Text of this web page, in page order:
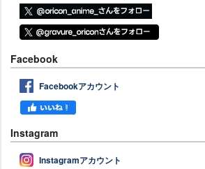
Facebook
Facebookアカウント
Instagram
Instagramアカウント